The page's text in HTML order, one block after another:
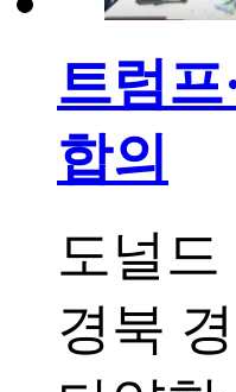
트럼
합의
도널
경북